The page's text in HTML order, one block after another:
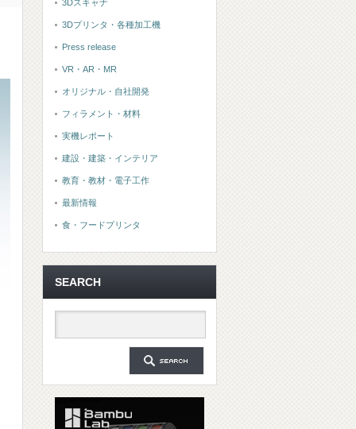
3Dスキャナ
3Dプリンタ・各種加工機
Press release
VR・AR・MR
オリジナル・自社開発
フィラメント・材料
実機レポート
建設・建築・インテリア
教育・教材・電子工作
最新情報
食・フードプリンタ
SEARCH